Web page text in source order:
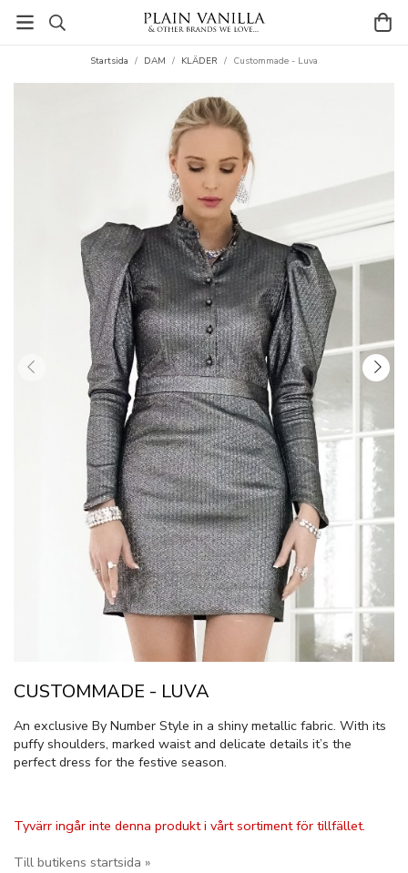
Startsida / DAM / KLÄDER / Custommade - Luva
CUSTOMMADE - LUVA
An exclusive By Number Style in a shiny metallic fabric. With its
puffy shoulders, marked waist and delicate details it’s the
perfect dress for the festive season.
Tyvärr ingår inte denna produkt i vårt sortiment för tillfället.
Till butikens startsida »